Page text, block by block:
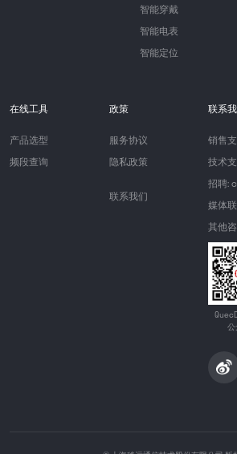
智能穿戴
智能电表
智能定位
在线工具
产品选型
频段查询
政策
服务协议
隐私政策
联系我们
联系
销售
技术
招聘:
媒体
其他